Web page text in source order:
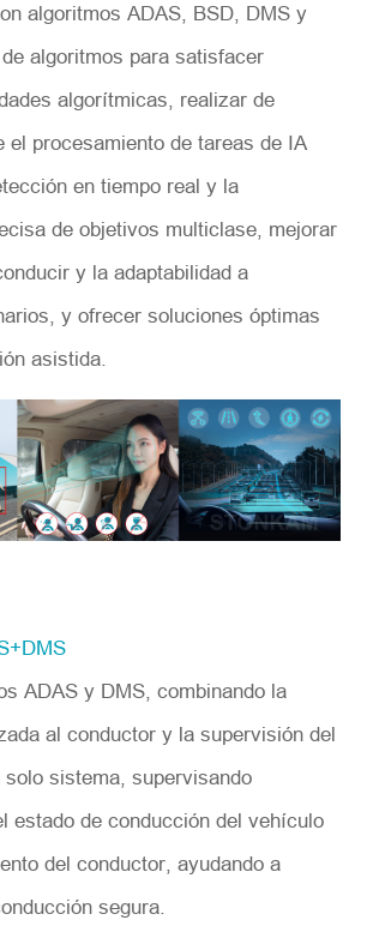
algoritmos ADAS, BSD, DMS y
algoritmos para satisfacer
algorítmicas, realizar de
el procesamiento de tareas de IA
en tiempo real y la
de objetivos multiclase, mejorar
y la adaptabilidad a
y ofrecer soluciones óptimas
asistida.
ADAS y DMS, combinando la
al conductor y la supervisión del
solo sistema, supervisando
estado de conducción del vehículo
del conductor, ayudando a
segura.